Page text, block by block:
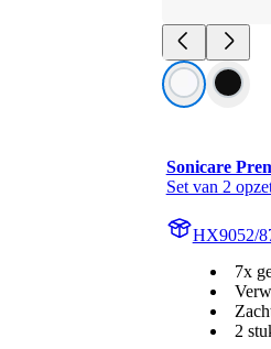
Sonicare
Set van 2
HX9052/
7x
2